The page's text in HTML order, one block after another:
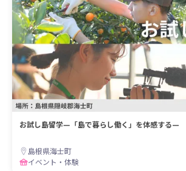
お試し島留学—「島で暮らし働く」を体感する—
島根県海士町
イベント・体験